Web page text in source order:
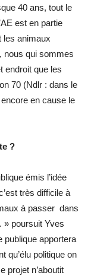
40 ans, tout le
est en partie
les animaux
nous qui sommes
endroit que les
70 (Ndlr : dans le
en cause le
?
émis l’idée
très difficile à
à passer dans
poursuit Yves
publique apportera
qu’élu politique on
projet n’aboutit